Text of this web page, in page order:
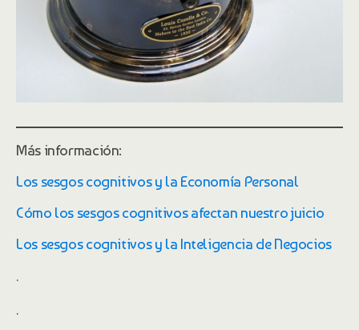
Más información:
Los sesgos cognitivos y la Economía Personal
Cómo los sesgos cognitivos afectan nuestro juicio
Los sesgos cognitivos y la Inteligencia de Negocios
.
.